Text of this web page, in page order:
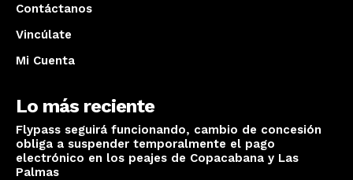
Contáctanos
Vincúlate
Mi Cuenta
Lo más reciente
Flypass seguirá funcionando, cambio de concesión
obliga a suspender temporalmente el pago
electrónico en los peajes de Copacabana y Las
Palmas